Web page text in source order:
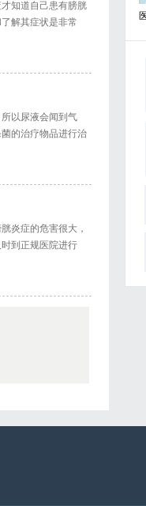
知道自己患有膀胱
解其症状是非常
以尿液会闻到气
的治疗物品进行治
炎症的危害很大，
到正规医院进行